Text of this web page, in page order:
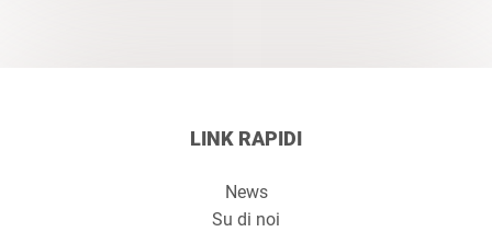
LINK RAPIDI
News
Su di noi